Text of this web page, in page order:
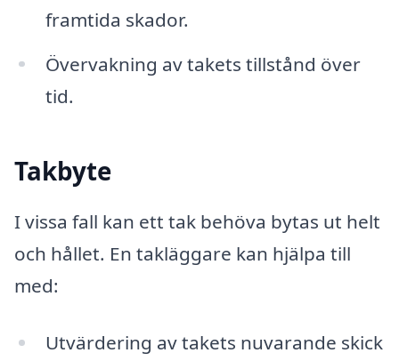
framtida skador.
Övervakning av takets tillstånd över
tid.
Takbyte
I vissa fall kan ett tak behöva bytas ut helt
och hållet. En takläggare kan hjälpa till
med:
Utvärdering av takets nuvarande skick